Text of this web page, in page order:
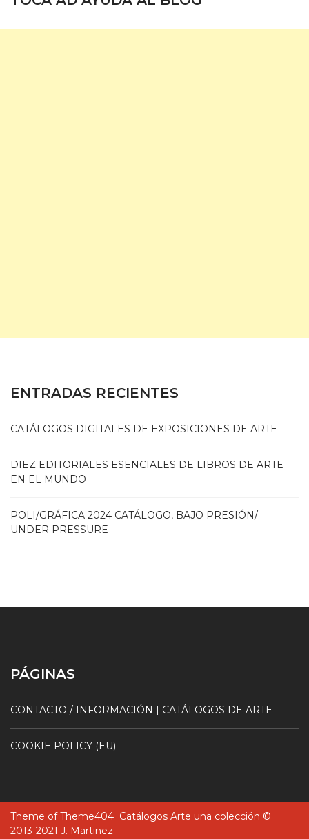
ENTRADAS RECIENTES
CATÁLOGOS DIGITALES DE EXPOSICIONES DE ARTE
DIEZ EDITORIALES ESENCIALES DE LIBROS DE ARTE
EN EL MUNDO
POLI/GRÁFICA 2024 CATÁLOGO, BAJO PRESIÓN/
UNDER PRESSURE
PÁGINAS
CONTACTO / INFORMACIÓN | CATÁLOGOS DE ARTE
COOKIE POLICY (EU)
Theme ofTheme404 Catálogos Arte una colección ©
2013-2021 J. Martinez